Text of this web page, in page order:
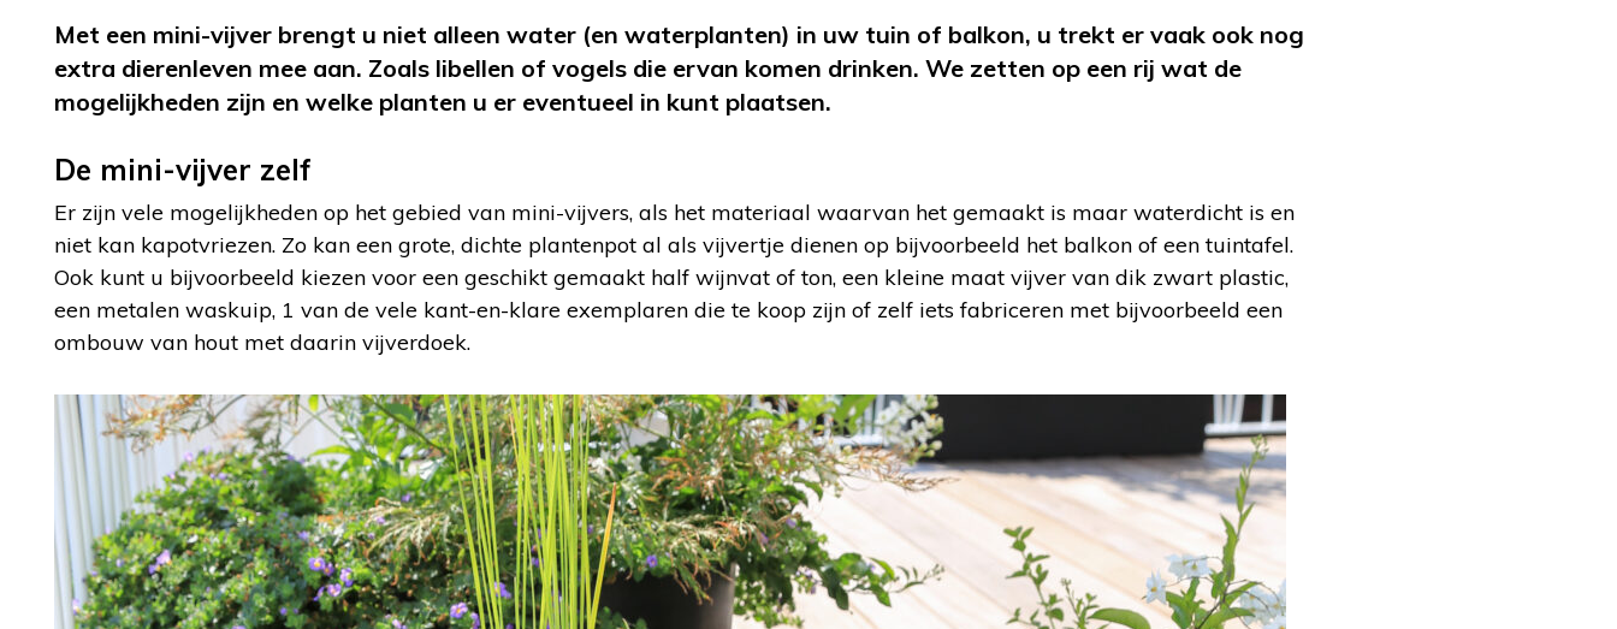
Met een mini-vijver brengt u niet alleen water (en waterplanten) in uw tuin of balkon, u trekt er vaak ook nog
extra dierenleven mee aan. Zoals libellen of vogels die ervan komen drinken. We zetten op een rij wat de
mogelijkheden zijn en welke planten u er eventueel in kunt plaatsen.
De mini-vijver zelf
Er zijn vele mogelijkheden op het gebied van mini-vijvers, als het materiaal waarvan het gemaakt is maar waterdicht is en
niet kan kapotvriezen. Zo kan een grote, dichte plantenpot al als vijvertje dienen op bijvoorbeeld het balkon of een tuintafel.
Ook kunt u bijvoorbeeld kiezen voor een geschikt gemaakt half wijnvat of ton, een kleine maat vijver van dik zwart plastic,
een metalen waskuip, 1 van de vele kant-en-klare exemplaren die te koop zijn of zelf iets fabriceren met bijvoorbeeld een
ombouw van hout met daarin vijverdoek.